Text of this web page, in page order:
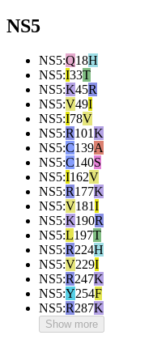
NS5
NS5:Q18H
NS5:I33T
NS5:K45R
NS5:V49I
NS5:I78V
NS5:R101K
NS5:C139A
NS5:C140S
NS5:I162V
NS5:R177K
NS5:V181I
NS5:K190R
NS5:L197T
NS5:R224H
NS5:V229I
NS5:R247K
NS5:Y254F
NS5:R287K
Show more